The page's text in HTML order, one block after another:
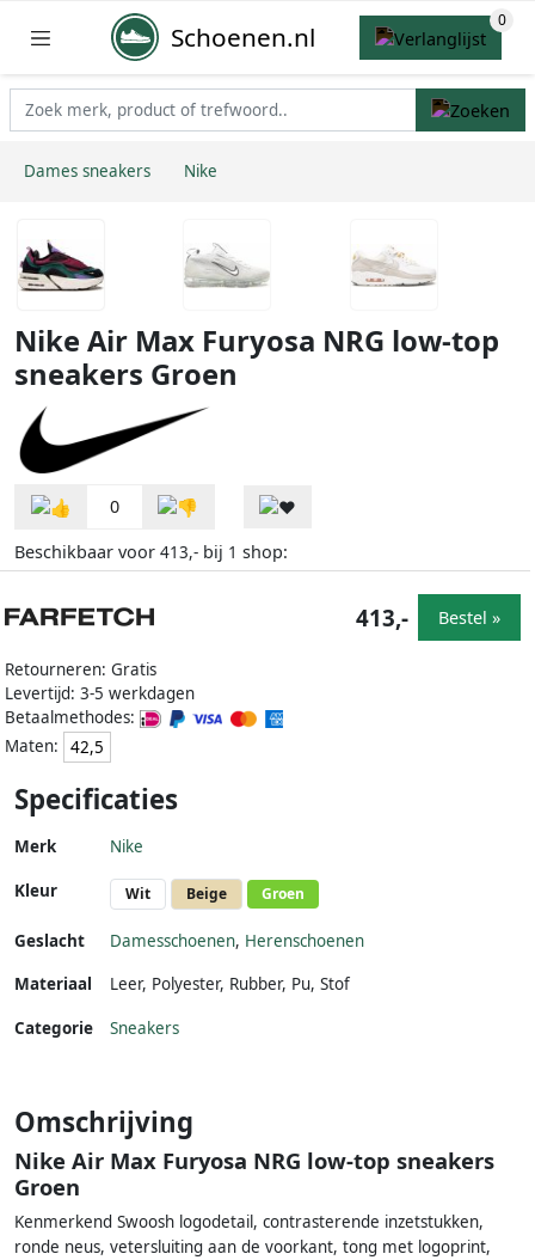
Schoenen.nl
Dames sneakers Nike
Nike Air Max Furyosa NRG low-top
sneakers Groen
0
Beschikbaar voor 413,- bij 1 shop:
Retourneren: Gratis
Levertijd: 3-5 werkdagen
Betaalmethodes:
Maten:
42,5
413,- Bestel »
Specificaties
Merk Nike
Kleur Wit Beige Groen
Geslacht Damesschoenen, Herenschoenen
Materiaal
Leer, Polyester, Rubber, Pu, Stof
Categorie Sneakers
Omschrijving
Nike Air Max Furyosa NRG low-top sneakers
Groen
Kenmerkend Swoosh logodetail, contrasterende inzetstukken,
ronde neus, vetersluiting aan de voorkant, tong met logoprint,